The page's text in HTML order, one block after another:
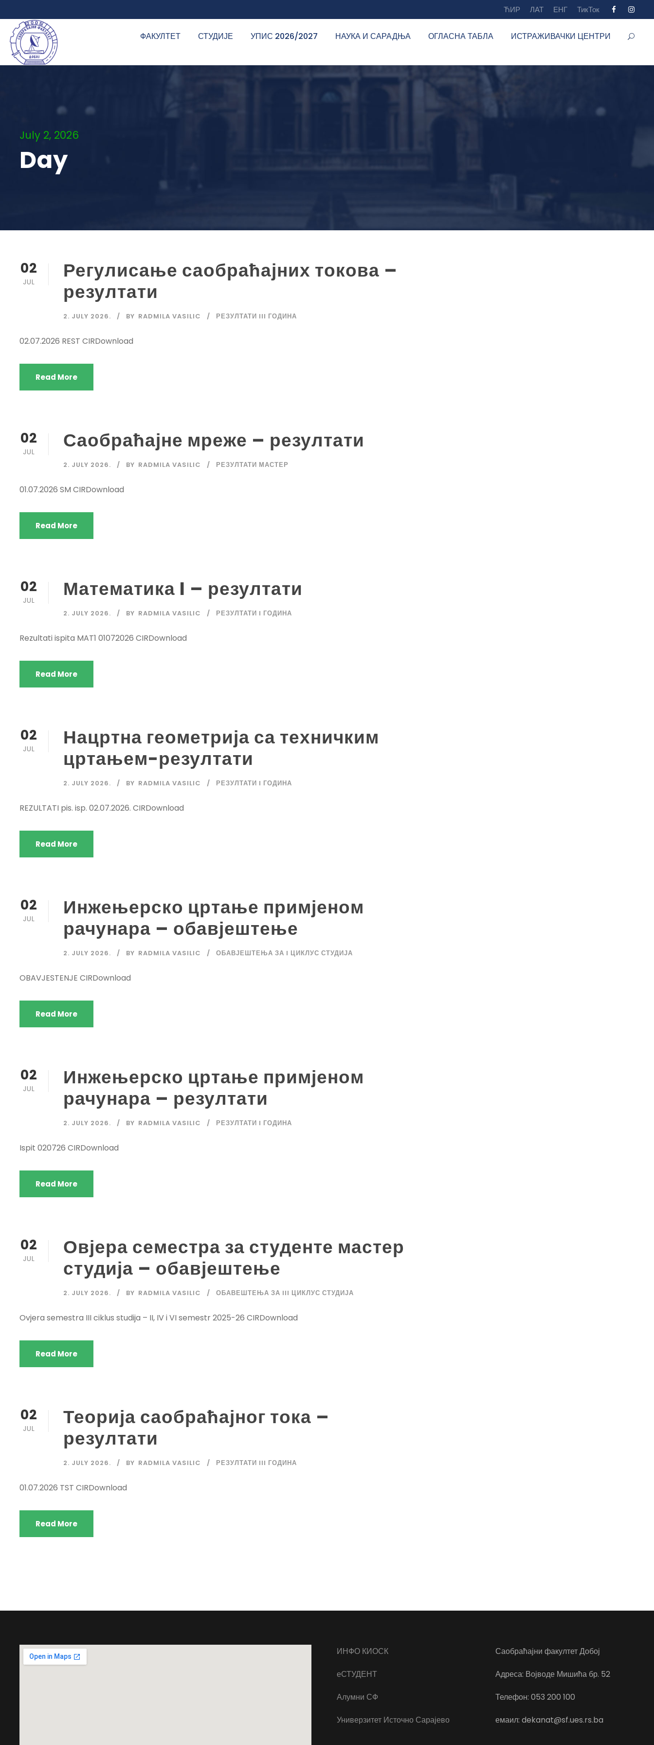
ЋИР ЛАТ ЕНГ ТикТок
ФАКУЛТЕТ СТУДИЈЕ УПИС 2026/2027 НАУКА И САРАДЊА ОГЛАСНА ТАБЛА ИСТРАЖИВАЧКИ ЦЕНТРИ
July 2, 2026
Day
02
JUL
Регулисање саобраћајних токова –
резултати
2. JULY 2026. BY RADMILA VASILIC РЕЗУЛТАТИ III ГОДИНА
02.07.2026 REST CIRDownload
Read More
02
JUL Саобраћајне мреже – резултати
2. JULY 2026. BY RADMILA VASILIC РЕЗУЛТАТИ МАСТЕР
01.07.2026 SM CIRDownload
Read More
02
JUL Математика I – резултати
2. JULY 2026. BY RADMILA VASILIC РЕЗУЛТАТИ I ГОДИНА
Rezultati ispita MAT1 01072026 CIRDownload
Read More
02
JUL
Нацртна геометрија са техничким
цртањем-резултати
2. JULY 2026. BY RADMILA VASILIC РЕЗУЛТАТИ I ГОДИНА
REZULTATI pis. isp. 02.07.2026. CIRDownload
Read More
02
JUL
Инжењерско цртање примјеном
рачунара – обавјештење
2. JULY 2026. BY RADMILA VASILIC ОБАВЈЕШТЕЊА ЗА I ЦИКЛУС СТУДИЈА
OBAVJESTENJE CIRDownload
Read More
02
JUL
Инжењерско цртање примјеном
рачунара – резултати
2. JULY 2026. BY RADMILA VASILIC РЕЗУЛТАТИ I ГОДИНА
Ispit 020726 CIRDownload
Read More
02
JUL
Овјера семестра за студенте мастер
студија – обавјештење
2. JULY 2026. BY RADMILA VASILIC ОБАВЕШТЕЊА ЗА III ЦИКЛУС СТУДИЈА
Ovjera semestra III ciklus studija – II, IV i VI semestr 2025-26 CIRDownload
Read More
02
JUL
Теорија саобраћајног тока –
резултати
2. JULY 2026. BY RADMILA VASILIC РЕЗУЛТАТИ III ГОДИНА
01.07.2026 TST CIRDownload
Read More
ИНФО КИОСК
еСТУДЕНТ
Алумни СФ
Универзитет Источно Сарајево
Саобраћајни факултет Добој
Адреса: Војводе Мишића бр. 52
Телефон: 053 200 100
емаил: dekanat@sf.ues.rs.ba